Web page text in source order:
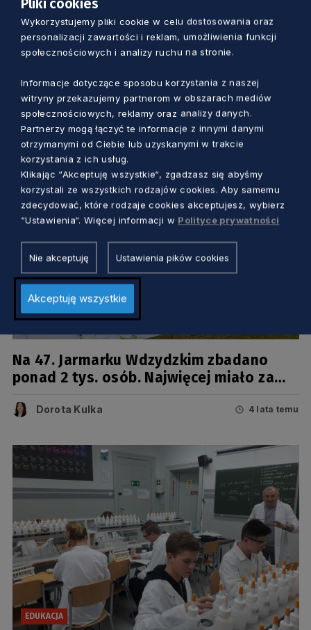
SAMORZĄD
jeszcze zadecydowali radni na ostatniej
w 2022 r. sesji?
Redakcja 3 lata temu
ZDROWIE
Na 47. Jarmarku Wdzydzkim zbadano
ponad 2 tys. osób. Najwięcej miało za
Dorota Kulka 4 lata temu
EDUKACJA
Wykorzystujemy pliki cookie w celu dostosowania oraz
personalizacji zawartości i reklam, umożliwienia funkcji
społecznościowych i analizy ruchu na stronie.
Informacje dotyczące sposobu korzystania z naszej
witryny przekazujemy partnerom w obszarach mediów
społecznościowych, reklamy oraz analizy danych.
Partnerzy mogą łączyć te informacje z innymi danymi
otrzymanymi od Ciebie lub uzyskanymi w trakcie
korzystania z ich usług.
Klikając “Akceptuję wszystkie“, zgadzasz się abyśmy
korzystali ze wszystkich rodzajów cookies. Aby samemu
zdecydować, które rodzaje cookies akceptujesz, wybierz
“Ustawienia“. Więcej informacji w Polityce prywatności
Nie akceptuję Ustawienia pików cookies
Akceptuję wszystkie